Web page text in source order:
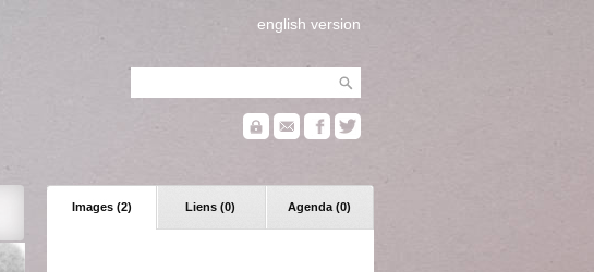
english version
Images (2) Liens (0) Agenda (0)